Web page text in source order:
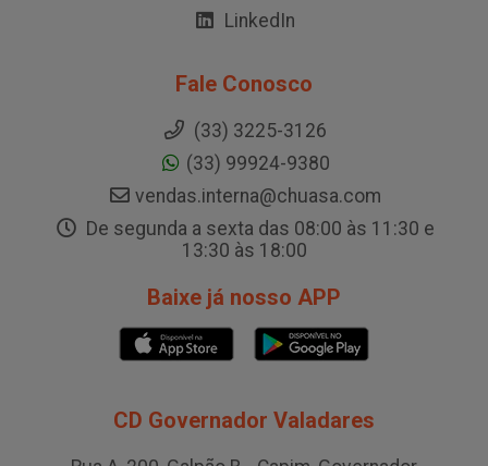
LinkedIn
Fale Conosco
(33) 3225-3126
(33) 99924-9380
vendas.interna@chuasa.com
De segunda a sexta das 08:00 às 11:30 e
13:30 às 18:00
Baixe já nosso APP
CD Governador Valadares